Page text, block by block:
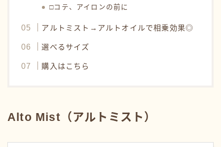
□コテ、アイロンの前に
アルトミスト→アルトオイルで相乗効果◎
選べるサイズ
購入はこちら
Alto Mist（アルトミスト）